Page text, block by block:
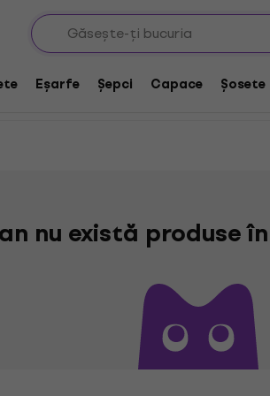
Eșarfe Șepci Capace Șosete
Jocuri Video
nu există produse